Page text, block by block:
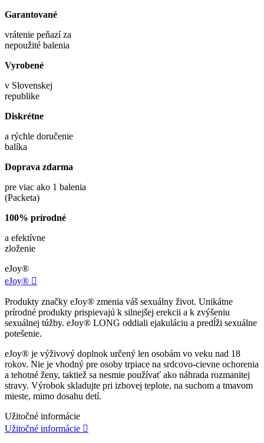
Garantované
vrátenie peňazí za
nepoužité balenia
Vyrobené
v Slovenskej
republike
Diskrétne
a rýchle doručenie
balíka
Doprava zdarma
pre viac ako 1 balenia
(Packeta)
100% prírodné
a efektívne
zloženie
eJoy®
eJoy® 
Produkty značky eJoy® zmenia váš sexuálny život. Unikátne
prírodné produkty prispievajú k silnejšej erekcii a k zvýšeniu
sexuálnej túžby. eJoy® LONG oddiali ejakuláciu a predĺži sexuálne
potešenie.
eJoy® je výživový doplnok určený len osobám vo veku nad 18
rokov. Nie je vhodný pre osoby trpiace na srdcovo-cievne ochorenia
a tehotné ženy, taktiež sa nesmie používať ako náhrada rozmanitej
stravy. Výrobok skladujte pri izbovej teplote, na suchom a tmavom
mieste, mimo dosahu detí.
Užitočné informácie
Užitočné informácie 